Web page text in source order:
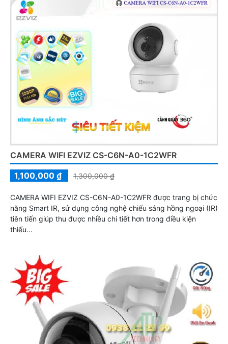
CAMERA WIFI EZVIZ CS-C6N-A0-1C2WFR
1,100,000 ₫
1,300,000 ₫
CAMERA WIFI EZVIZ CS-C6N-A0-1C2WFR được trang bị chức
năng Smart IR, sử dụng công nghệ chiếu sáng hồng ngoại (IR)
tiên tiến giúp thu được nhiều chi tiết hơn trong điều kiện
thiếu...